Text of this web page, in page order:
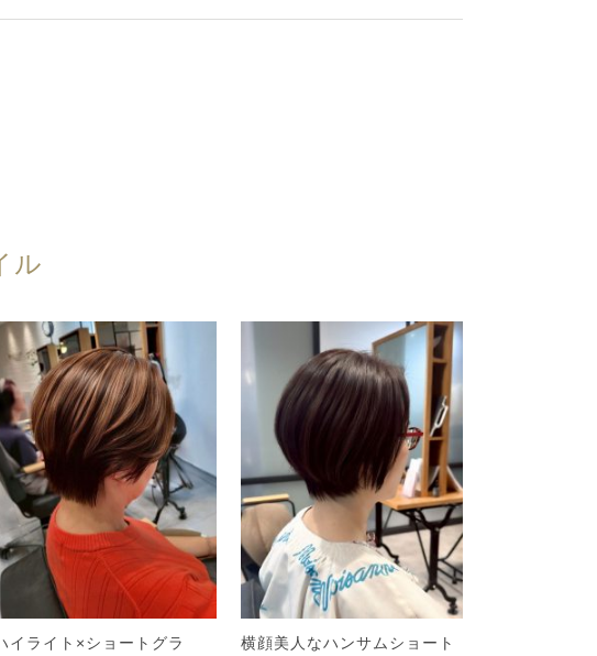
ル
イライト×ショートグラ 横顔美人なハンサムショート